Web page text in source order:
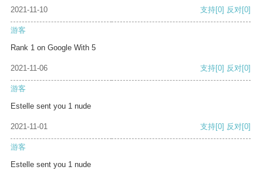
2021-11-10 支持[0] 反对[0]
游客
Rank 1 on Google With 5
2021-11-06 支持[0] 反对[0]
游客
Estelle sent you 1 nude
2021-11-01 支持[0] 反对[0]
游客
Estelle sent you 1 nude